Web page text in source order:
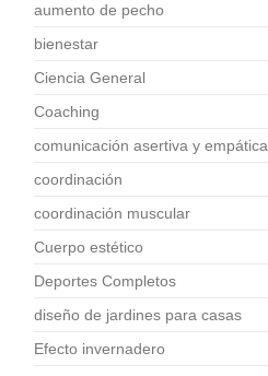
aumento de pecho
bienestar
Ciencia General
Coaching
comunicación asertiva y empática
coordinación
coordinación muscular
Cuerpo estético
Deportes Completos
diseño de jardines para casas
Efecto invernadero